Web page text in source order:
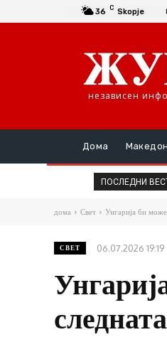
36 C Skopje
независен
Дома
ПОСЛЕДНИ
дома Свет Унгарија би
СВЕТ 06.07.2026 19:19